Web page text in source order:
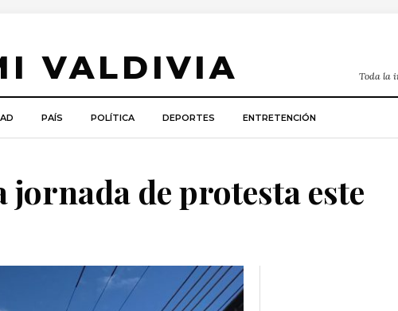
VALDIVIA Toda la
PAÍS POLÍTICA DEPORTES ENTRETENCIÓN
jornada de protesta este